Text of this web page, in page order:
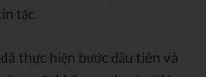
tặc.
thực hiện bước đầu tiên và